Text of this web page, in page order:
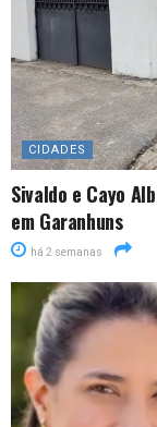
CIDADES
Sivaldo e Cayo
em Garanhuns
há 2 semanas